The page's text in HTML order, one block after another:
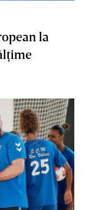
la